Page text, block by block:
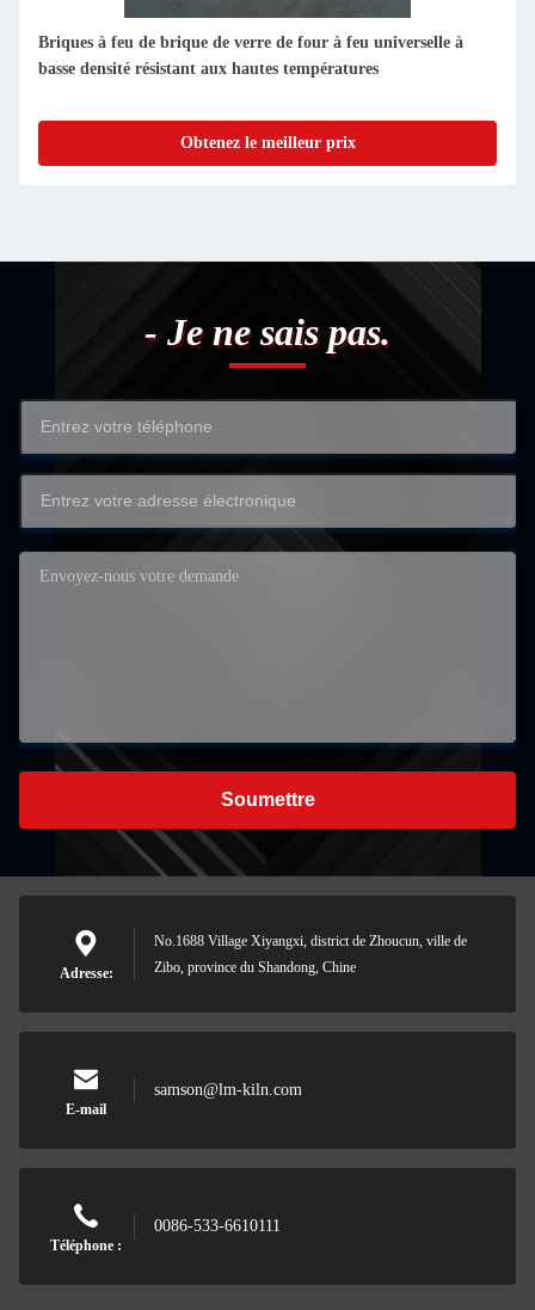
Densité standard Résistance à la compression Feu Briques de
maçonnerie en argile pour la réfractabilité à la température
Obtenez le meilleur prix
- Je ne sais pas.
Soumettre
Adresse:
No.1688 Village Xiyangxi, district de Zhoucun, ville de
Zibo, province du Shandong, Chine
E-mail
samson@lm-kiln.com
Téléphone :
0086-533-6610111